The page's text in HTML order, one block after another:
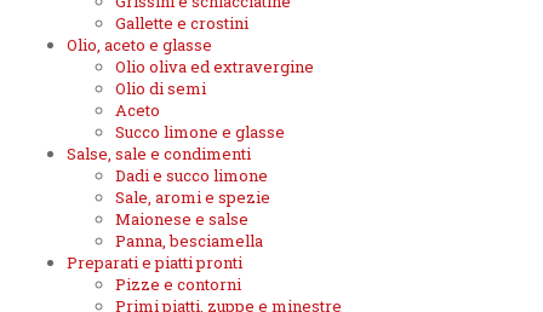
Gallette e crostini
Olio, aceto e glasse
Olio oliva ed extravergine
Olio di semi
Aceto
Succo limone e glasse
Salse, sale e condimenti
Dadi e succo limone
Sale, aromi e spezie
Maionese e salse
Panna, besciamella
Preparati e piatti pronti
Pizze e contorni
Primi piatti, zuppe e minestre